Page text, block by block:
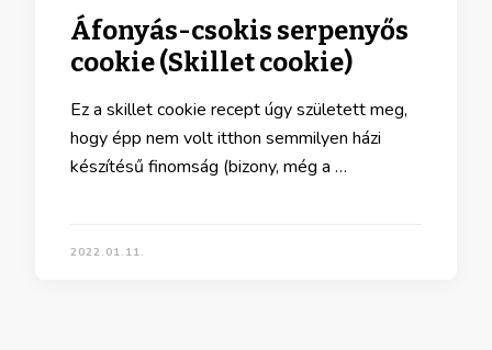
Áfonyás-csokis serpenyős
cookie (Skillet cookie)
Ez a skillet cookie recept úgy született meg,
hogy épp nem volt itthon semmilyen házi
készítésű finomság (bizony, még a …
2022.01.11.